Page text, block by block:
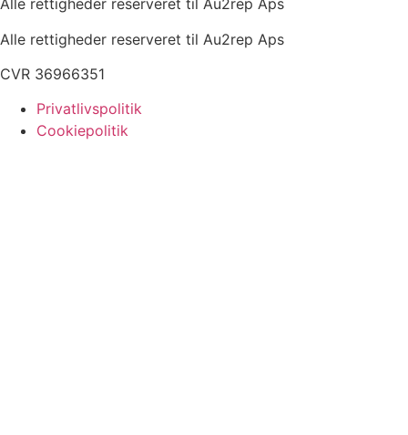
Alle rettigheder reserveret til Au2rep Aps
Alle rettigheder reserveret til Au2rep Aps
CVR 36966351
Privatlivspolitik
Cookiepolitik